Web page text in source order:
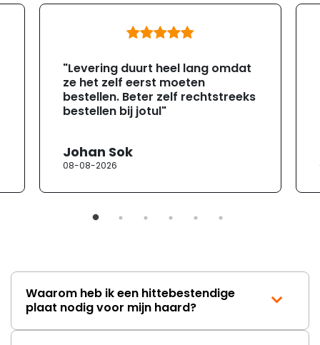
"Levering duurt heel lang omdat
ze het zelf eerst moeten
bestellen. Beter zelf rechtstreeks
bestellen bij jotul"
Johan Sok
08-08-2026
Waarom heb ik een hittebestendige
plaat nodig voor mijn haard?